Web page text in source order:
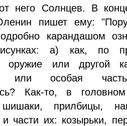
него Солнцев. В
пишет ему:
карандашом
а) как, по
оружие или другой
или особая
Как-то, в
прилбицы,
части их: козырьки,